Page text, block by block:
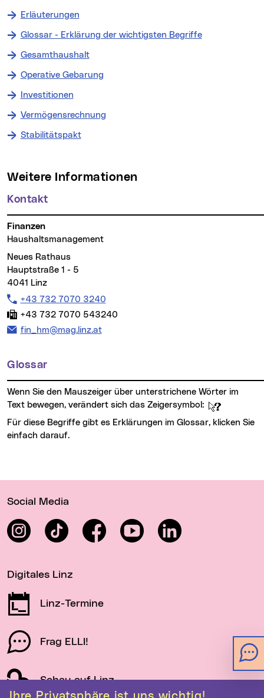
Erläuterungen
Glossar - Erklärung der wichtigsten Begriffe
Gesamthaushalt
Operative Gebarung
Investitionen
Vermögensrechnung
Stabilitätspakt
Weitere Informationen
Kontakt
Finanzen
Haushaltsmanagement
Neues Rathaus
Hauptstraße 1 - 5
4041 Linz
Telefon:
+43 732 7070 3240
Fax:
+43 732 7070 543240
E-Mail Adresse:
fin_hm@mag.linz.at
Glossar
Wenn Sie den Mauszeiger über unterstrichene Wörter im
Text bewegen, verändert sich das Zeigersymbol:
Für diese Begriffe gibt es Erklärungen im Glossar, klicken Sie
einfach darauf.
Social Media
InstagramTikTok FacebookYouTube LinkedIn
Digitales Linz
Linz-Termine
Frag ELLI!
Schau auf Linz